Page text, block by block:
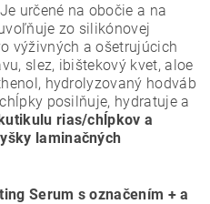
určené na obočie a na
zo silikónovej
výživných a ošetrujúcich
slez, ibištekový kvet, aloe
hydrolyzovaný hodváb
posilňuje, hydratuje a
rias/chĺpkov a
laminačných
Serum s označením + a